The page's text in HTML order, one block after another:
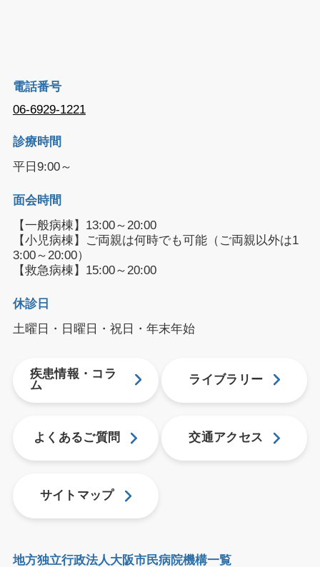
電話番号
06-6929-1221
診療時間
平日9:00～
面会時間
【一般病棟】13:00～20:00
【小児病棟】ご両親は何時でも可能（ご両親以外は1
3:00～20:00）
【救急病棟】15:00～20:00
休診日
土曜日・日曜日・祝日・年末年始
疾患情報・コラ
ム
ライブラリー
よくあるご質問 交通アクセス
サイトマップ
地方独立行政法人大阪市民病院機構一覧